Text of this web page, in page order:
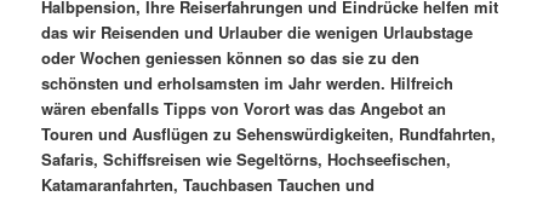
Halbpension, Ihre Reiserfahrungen und Eindrücke helfen mit
das wir Reisenden und Urlauber die wenigen Urlaubstage
oder Wochen geniessen können so das sie zu den
schönsten und erholsamsten im Jahr werden. Hilfreich
wären ebenfalls Tipps von Vorort was das Angebot an
Touren und Ausflügen zu Sehenswürdigkeiten, Rundfahrten,
Safaris, Schiffsreisen wie Segeltörns, Hochseefischen,
Katamaranfahrten, Tauchbasen Tauchen und